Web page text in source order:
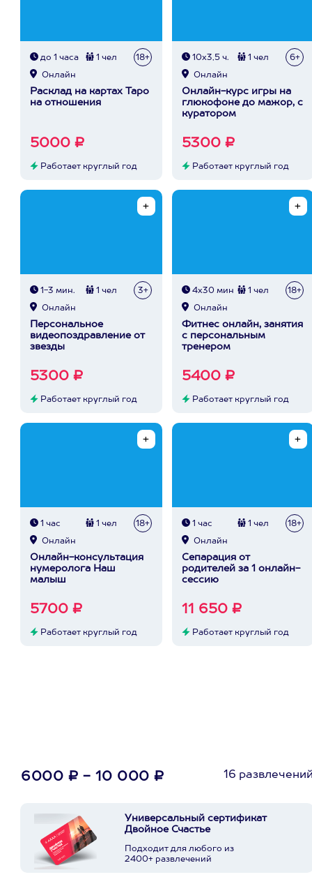
до 1 часа 1 чел 18+
Онлайн
Расклад на картах Таро
на отношения
5000 ₽
Работает круглый год
10х3,5 ч. 1 чел 6+
Онлайн
Онлайн-курс игры на
глюкофоне до мажор, с
куратором
5300 ₽
Работает круглый год
1-3 мин. 1 чел 3+
Онлайн
Персональное
видеопоздравление от
звезды
5300 ₽
Работает круглый год
4х30 мин 1 чел 18+
Онлайн
Фитнес онлайн, занятия
с персональным
тренером
5400 ₽
Работает круглый год
1 час 1 чел 18+
Онлайн
Онлайн-консультация
нумеролога Наш
малыш
5700 ₽
Работает круглый год
1 час 1 чел 18+
Онлайн
Сепарация от
родителей за 1 онлайн-
сессию
11 650 ₽
Работает круглый год
6000 ₽ - 10 000 ₽ 16
Универсальный сертификат
Двойное Счастье
Подходит для любого из
2400+ развлечений